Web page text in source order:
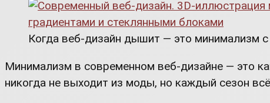
Когда веб-дизайн дышит — это минимализм с
Минимализм в современном веб-дизайне — это
никогда не выходит из моды, но каждый сезон